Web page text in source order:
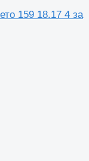
159 18.17 4 за